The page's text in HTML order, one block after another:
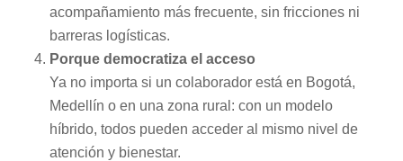
acompañamiento más frecuente, sin fricciones ni
barreras logísticas.
Porque democratiza el acceso
Ya no importa si un colaborador está en Bogotá,
Medellín o en una zona rural: con un modelo
híbrido, todos pueden acceder al mismo nivel de
atención y bienestar.